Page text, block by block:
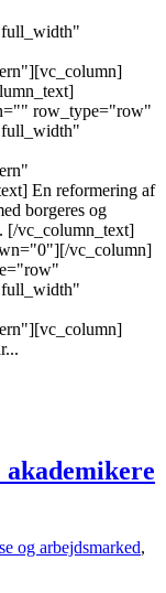
row_type="row"
En reformering af
borgeres og
[/vc_column_text]
vc_column]
og arbejdsmarked,